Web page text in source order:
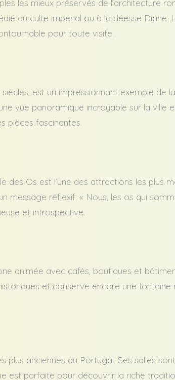
les mieux préservés de l’architecture
au culte impérial ou à la déesse Diane.
pour toute visite.
est un impressionnant exemple de
vue panoramique incroyable sur la ville et
pièces fascinantes.
des Os est l’une des attractions les plus
message réflexif: « Nous, les os qui
et introspective.
animée avec cafés, boutiques et
et conserve encore une fontaine
plus anciennes du Portugal. Ses salles
est parfaite pour découvrir la riche